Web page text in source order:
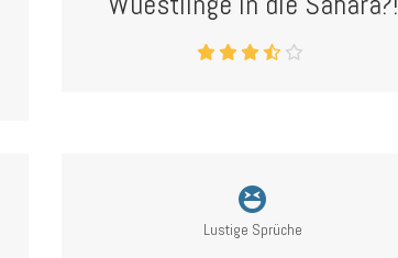
Lustige Sprüche